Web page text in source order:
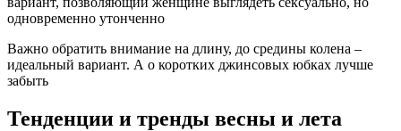
одновременно утонченно
Важно обратить внимание на длину, до средины колена –
идеальный вариант. А о коротких джинсовых юбках лучше
забыть
Тенденции и тренды весны и лета